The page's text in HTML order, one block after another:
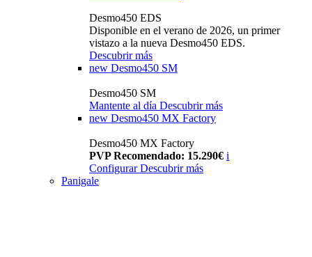
Desmo450 EDS
Disponible en el verano de 2026, un primer
vistazo a la nueva Desmo450 EDS.
Descubrir más
new Desmo450 SM
Desmo450 SM
Mantente al día Descubrir más
new Desmo450 MX Factory
Desmo450 MX Factory
PVP Recomendado: 15.290€ i
Configurar Descubrir más
Panigale